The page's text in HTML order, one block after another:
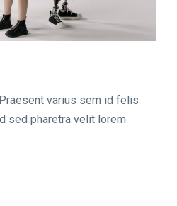
varius sem id felis
sed pharetra velit lorem